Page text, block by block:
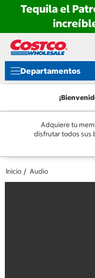
Tequila el
directo
contenido
directo
menú
navegación
Departamentos
Adquiere tu
disfrutar todos sus
Inicio Audio